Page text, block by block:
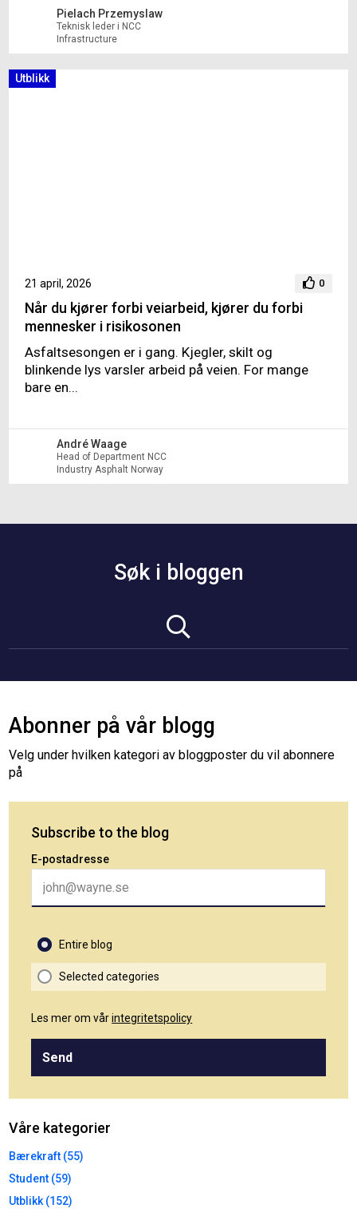
Pielach Przemyslaw
Teknisk leder i NCC
Infrastructure
Utblikk
21 april, 2026 0
Når du kjører forbi veiarbeid, kjører du forbi
mennesker i risikosonen
Asfaltsesongen er i gang. Kjegler, skilt og
blinkende lys varsler arbeid på veien. For mange
bare en...
André Waage
Head of Department NCC
Industry Asphalt Norway
Søk i bloggen
Abonner på vår blogg
Velg under hvilken kategori av bloggposter du vil abonnere
på
Subscribe to the blog
E-postadresse
Entire blog
Selected categories
Les mer om vårintegritetspolicy
Send
Våre kategorier
Bærekraft (55)
Student (59)
Utblikk (152)